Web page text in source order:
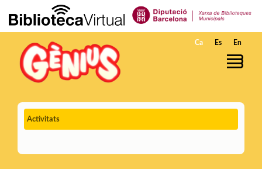
Salta al contingut principal
Ca Es En
Activitats